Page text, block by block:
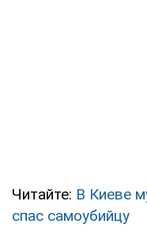
Читайте: В Киеве
спас самоубийцу